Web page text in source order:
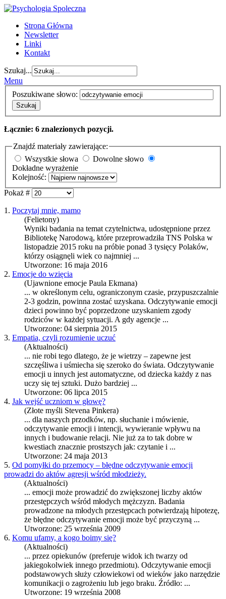
Strona Główna
Newsletter
Linki
Kontakt
Szukaj...
Menu
Poszukiwane słowo:
Szukaj
Łącznie: 6 znalezionych pozycji.
Znajdź materiały zawierające:
Wszystkie słowa
Dowolne słowo
Dokładne wyrażenie
Kolejność:
Pokaż #
1. Poczytaj mnie, mamo
(Felietony)
Wyniki badania na temat czytelnictwa, udostępnione przez
Bibliotekę Narodową, które przeprowadziła TNS Polska w
listopadzie 2015 roku na próbie ponad 3 tysięcy Polaków,
którzy osiągnęli wiek co najmniej ...
Utworzone: 16 maja 2016
2. Emocje do wzięcia
(Ujawnione emocje Paula Ekmana)
... w określonym celu, ograniczonym czasie, przypuszczalnie
2-3 godzin, powinna zostać uzyskana. Odczytywanie emocji
dzieci powinno być poprzedzone uzyskaniem zgody
rodziców w każdej sytuacji. A gdy agencje ...
Utworzone: 04 sierpnia 2015
3. Empatia, czyli rozumienie uczuć
(Aktualności)
... nie robi tego dlatego, że je wietrzy – zapewne jest
szczęśliwa i uśmiecha się szeroko do świata. Odczytywanie
emocji u innych jest automatyczne, od dziecka każdy z nas
uczy się tej sztuki. Dużo bardziej ...
Utworzone: 06 lipca 2015
4. Jak wejść uczniom w głowę?
(Złote myśli Stevena Pinkera)
... dla naszych przodków, np. słuchanie i mówienie,
odczytywanie emocji i intencji, wywieranie wpływu na
innych i budowanie relacji. Nie już za to tak dobre w
kwestiach znacznie prostszych jak: czytanie i ...
Utworzone: 24 maja 2013
5. Od pomyłki do przemocy – błędne odczytywanie emocji
prowadzi do aktów agresji wśród młodzieży.
(Aktualności)
... emocji może prowadzić do zwiększonej liczby aktów
przestępczych wśród młodych mężczyzn. Badania
prowadzone na młodych przestępcach potwierdzają hipotezę,
że błędne odczytywanie emocji może być przyczyną ...
Utworzone: 25 września 2009
6. Komu ufamy, a kogo boimy się?
(Aktualności)
... przez opiekunów (preferuje widok ich twarzy od
jakiegokolwiek innego przedmiotu). Odczytywanie emocji
podstawowych służy człowiekowi od wieków jako narzędzie
komunikacji o zagrożeniu lub jego braku. Źródło: ...
Utworzone: 19 września 2008